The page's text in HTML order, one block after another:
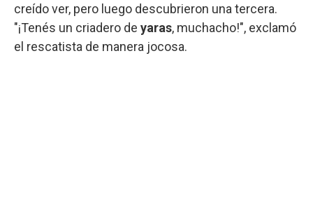
creído ver, pero luego descubrieron una tercera.
"¡Tenés un criadero de yaras, muchacho!", exclamó
el rescatista de manera jocosa.